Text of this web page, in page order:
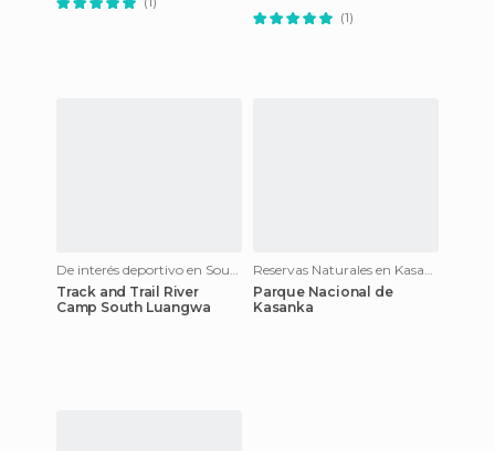
Luangwa
(1)
De interés deportivo en South Luangwa National Park
Track and Trail River
Camp South Luangwa
Reservas Naturales en Kasanka National Park
Parque Nacional de
Kasanka